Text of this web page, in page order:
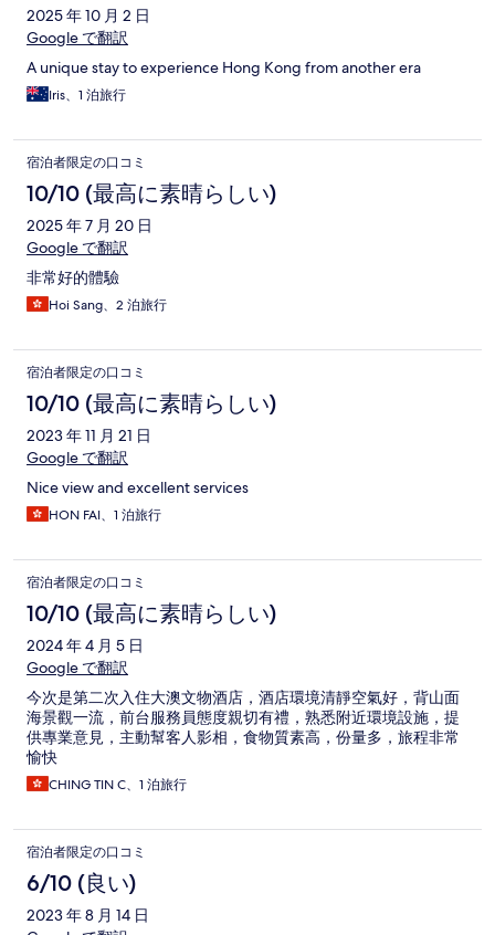
2025 年 10 月 2 日
Google で翻訳
A unique stay to experience Hong Kong from another era
Iris、1 泊旅行
宿泊者限定の口コミ
10/10 (最高に素晴らしい)
2025 年 7 月 20 日
Google で翻訳
非常好的體驗
Hoi Sang、2 泊旅行
宿泊者限定の口コミ
10/10 (最高に素晴らしい)
2023 年 11 月 21 日
Google で翻訳
Nice view and excellent services
HON FAI、1 泊旅行
宿泊者限定の口コミ
10/10 (最高に素晴らしい)
2024 年 4 月 5 日
Google で翻訳
今次是第二次入住大澳文物酒店，酒店環境清靜空氣好，背山面
海景觀一流，前台服務員態度親切有禮，熟悉附近環境設施，提
供專業意見，主動幫客人影相，食物質素高，份量多，旅程非常
愉快
CHING TIN C、1 泊旅行
宿泊者限定の口コミ
6/10 (良い)
2023 年 8 月 14 日